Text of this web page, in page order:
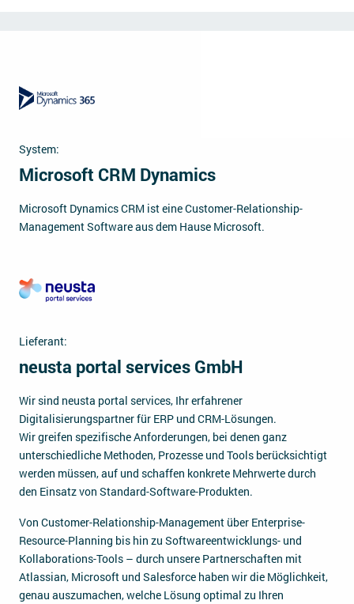
Anmerkungen (fakultativ)
System:
Microsoft CRM Dynamics
Microsoft Dynamics CRM ist eine Customer-Relationship-
Management Software aus dem Hause Microsoft.
Lieferant:
neusta portal services GmbH
Wir sind neusta portal services, Ihr erfahrener
Digitalisierungspartner für ERP und CRM-Lösungen.
Wir greifen spezifische Anforderungen, bei denen ganz
unterschiedliche Methoden, Prozesse und Tools berücksichtigt
werden müssen, auf und schaffen konkrete Mehrwerte durch
den Einsatz von Standard-Software-Produkten.
Von Customer-Relationship-Management über Enterprise-
Resource-Planning bis hin zu Softwareentwicklungs- und
Kollaborations-Tools – durch unsere Partnerschaften mit
Atlassian, Microsoft und Salesforce haben wir die Möglichkeit,
genau auszumachen, welche Lösung optimal zu Ihren